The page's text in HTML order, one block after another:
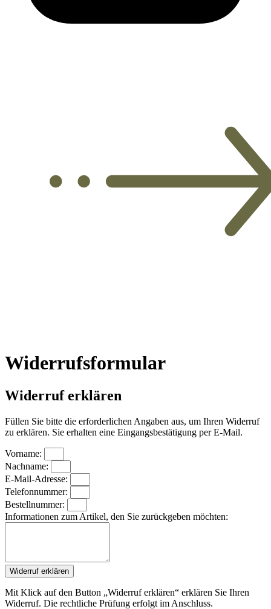
Widerrufsformular
Widerruf erklären
Füllen Sie bitte die erforderlichen Angaben aus, um Ihren Widerruf
zu erklären. Sie erhalten eine Eingangsbestätigung per E-Mail.
Vorname:
Nachname:
E-Mail-Adresse:
Telefonnummer:
Bestellnummer:
Informationen zum Artikel, den Sie zurückgeben möchten:
Widerruf erklären
Mit Klick auf den Button „Widerruf erklären“ erklären Sie Ihren
Widerruf. Die rechtliche Prüfung erfolgt im Anschluss.